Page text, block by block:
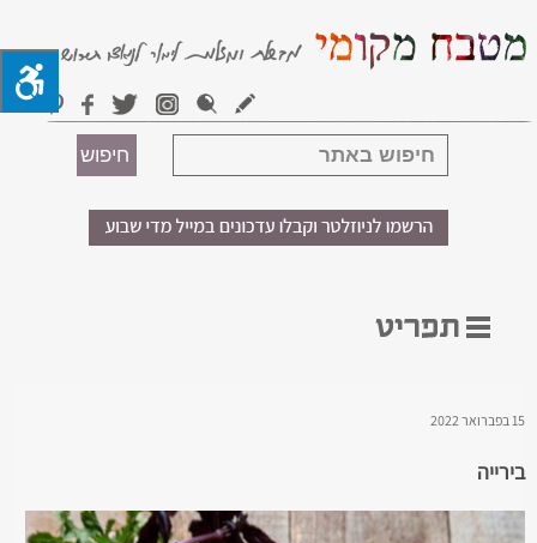
15 בפברואר 2022
בירייה